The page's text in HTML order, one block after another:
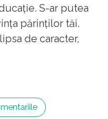
S-ar putea
părinților tăi.
de caracter,